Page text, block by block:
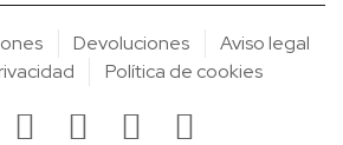
Devoluciones
Aviso legal
Política de cookies